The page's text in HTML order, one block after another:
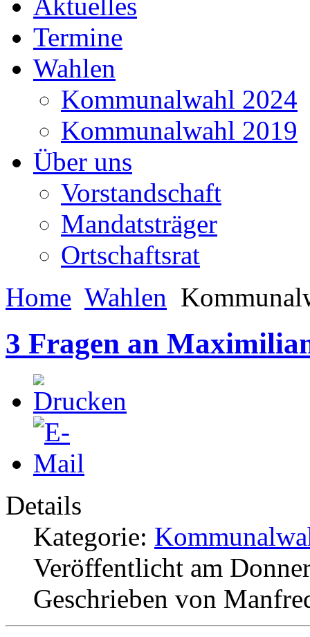
Termine
Wahlen
Kommunalwahl 2024
Kommunalwahl 2019
Über uns
Vorstandschaft
Mandatsträger
Ortschaftsrat
Home Wahlen
3 Fragen an
Details
Kategorie:
Veröffentlicht am
Geschrieben von